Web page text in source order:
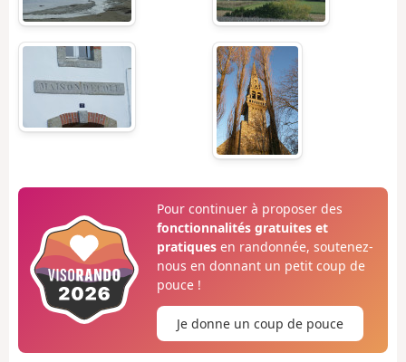
Pour continuer à proposer des
fonctionnalités gratuites et
pratiquesen randonnée, soutenez-
nous en donnant un petit coup de
pouce !
Je donne un coup de pouce